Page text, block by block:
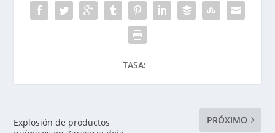
TASA:
Explosión de productos
PRÓXIMO